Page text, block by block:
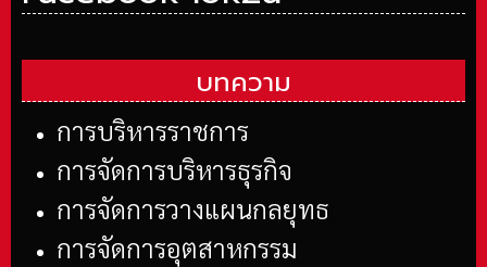
บทความ
การบริหารราชการ
การจัดการบริหารธุรกิจ
การจัดการวางแผนกลยุทธ
การจัดการอุตสาหกรรม